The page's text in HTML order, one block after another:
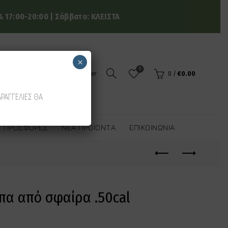
20:00 | Σάββατο: ΚΛΕΙΣΤΑ
Login / Register
0
0 / €0.00
ΠΡΟΣΦΟΡΈΣ ΝΈΑ ΠΡΟΪΌΝΤΑ ΕΠΙΚΟΙΝΩΝΊΑ
από σφαίρα .50cal
ΘΑ
×